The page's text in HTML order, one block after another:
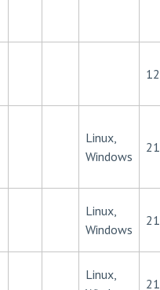
Linux,
Windows
Linux,
Windows
Linux,